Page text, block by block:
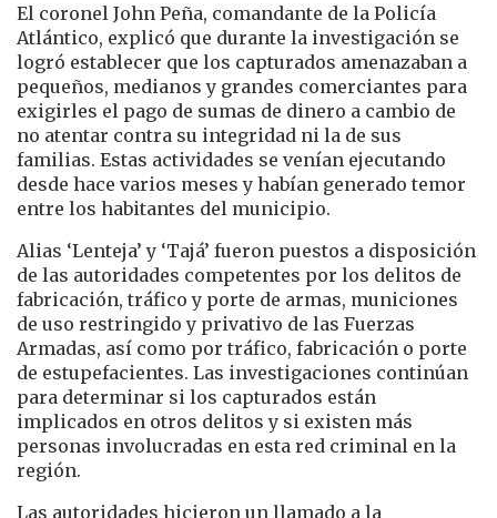
El coronel John Peña, comandante de la Policía
Atlántico, explicó que durante la investigación se
logró establecer que los capturados amenazaban a
pequeños, medianos y grandes comerciantes para
exigirles el pago de sumas de dinero a cambio de
no atentar contra su integridad ni la de sus
familias. Estas actividades se venían ejecutando
desde hace varios meses y habían generado temor
entre los habitantes del municipio.
Alias ‘Lenteja’ y ‘Tajá’ fueron puestos a disposición
de las autoridades competentes por los delitos de
fabricación, tráfico y porte de armas, municiones
de uso restringido y privativo de las Fuerzas
Armadas, así como por tráfico, fabricación o porte
de estupefacientes. Las investigaciones continúan
para determinar si los capturados están
implicados en otros delitos y si existen más
personas involucradas en esta red criminal en la
región.
Las autoridades hicieron un llamado a la